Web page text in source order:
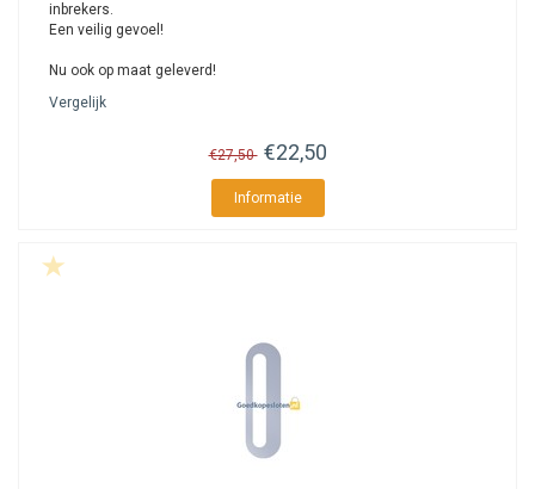
inbrekers.
Een veilig gevoel!
Nu ook op maat geleverd!
Vergelijk
€27,50 €22,50
Informatie